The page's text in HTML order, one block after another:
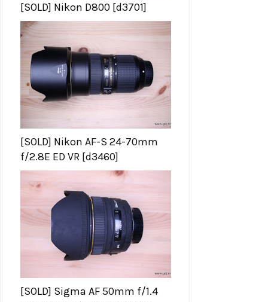
[SOLD] Nikon D800 [d3701]
[SOLD] Nikon AF-S 24-70mm
f/2.8E ED VR [d3460]
[SOLD] Sigma AF 50mm f/1.4